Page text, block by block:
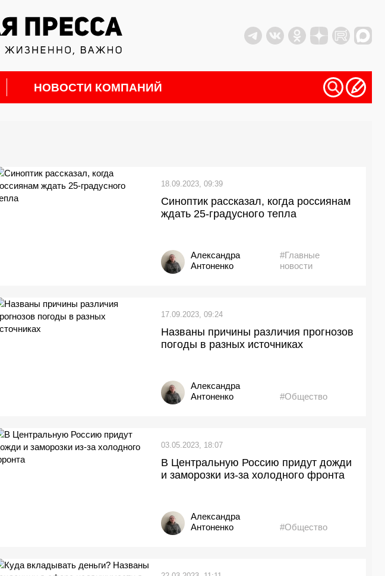
НОВОСТИ КОМПАНИЙ
18.09.2023, 09:39
Синоптик рассказал, когда россиянам
ждать 25-градусного тепла
Александра
Антоненко
#Главные
новости
17.09.2023, 09:24
Названы причины различия прогнозов
погоды в разных источниках
Александра
Антоненко
#Общество
03.05.2023, 18:07
В Центральную Россию придут дожди
и заморозки из-за холодного фронта
Александра
Антоненко
#Общество